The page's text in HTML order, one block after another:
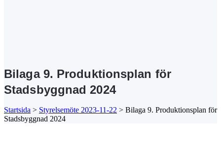
Bilaga 9. Produktionsplan för
Stadsbyggnad 2024
Startsida > Styrelsemöte 2023-11-22 > Bilaga 9. Produktionsplan för
Stadsbyggnad 2024